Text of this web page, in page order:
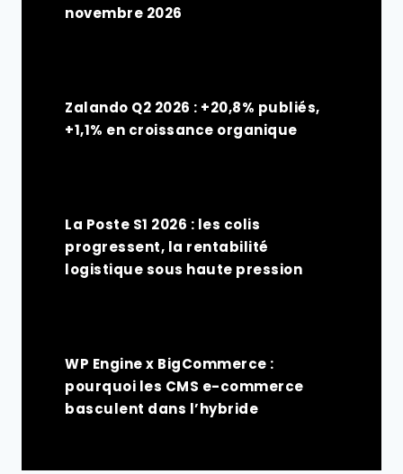
novembre 2026
Zalando Q2 2026 : +20,8% publiés,
+1,1% en croissance organique
La Poste S1 2026 : les colis
progressent, la rentabilité
logistique sous haute pression
WP Engine x BigCommerce :
pourquoi les CMS e-commerce
basculent dans l’hybride